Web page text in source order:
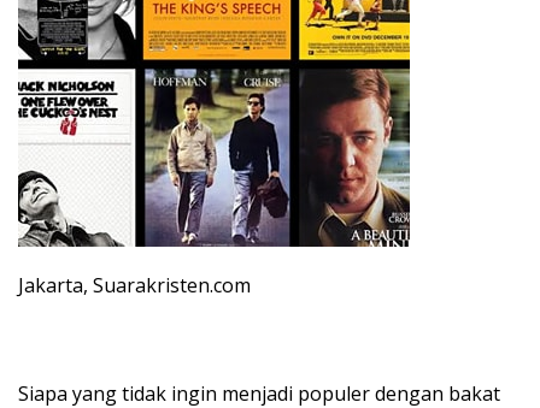
Jakarta, Suarakristen.com
Siapa yang tidak ingin menjadi populer dengan bakat